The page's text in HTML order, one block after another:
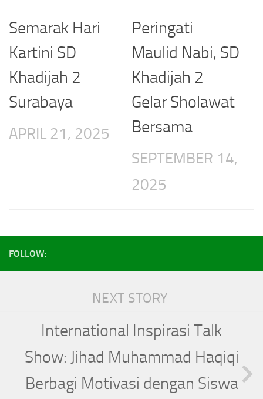
Semarak Hari
Kartini SD
Khadijah 2
Surabaya
APRIL 21, 2025
Peringati
Maulid Nabi, SD
Khadijah 2
Gelar Sholawat
Bersama
SEPTEMBER 14,
2025
FOLLOW:
NEXT STORY
International Inspirasi Talk
Show: Jihad Muhammad Haqiqi
Berbagi Motivasi dengan Siswa